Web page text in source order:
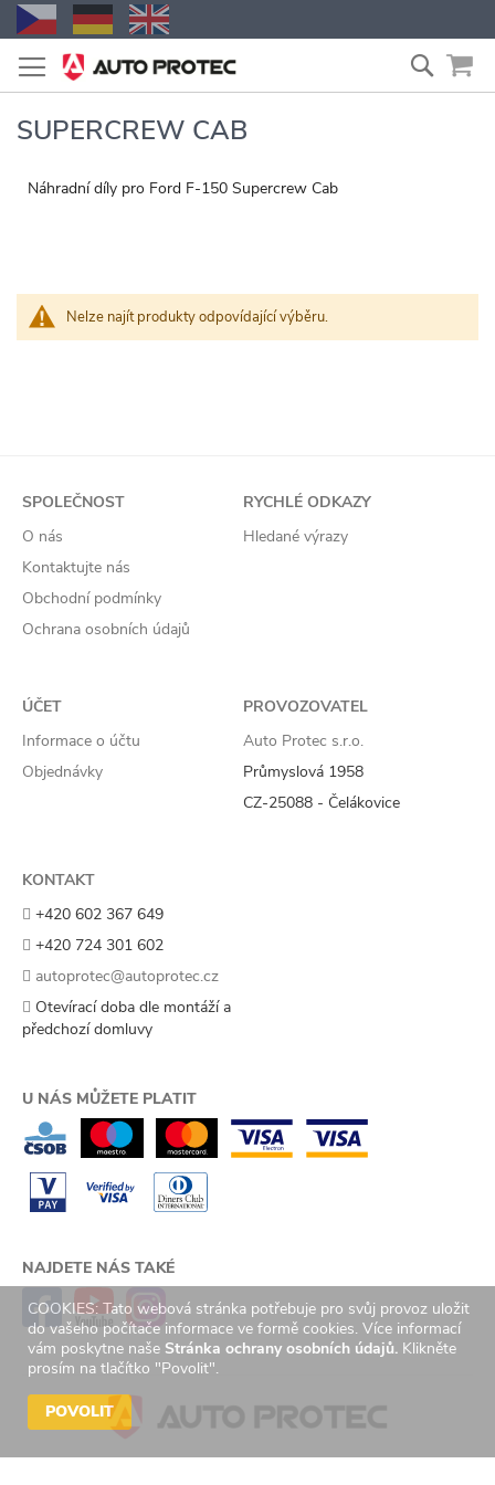
COOKIES: Tato webová stránka potřebuje pro svůj provoz uložit
do vašeho počítače informace ve formě cookies. Více informací
vám poskytne naše Stránka ochrany osobních údajů. Klikněte
prosím na tlačítko "Povolit".
POVOLIT
Přejít
na
obsah
SUPERCREW CAB
Náhradní díly pro Ford F-150 Supercrew Cab
Nelze najít produkty odpovídající výběru.
SPOLEČNOST
O nás
Kontaktujte nás
Obchodní podmínky
Ochrana osobních údajů
RYCHLÉ ODKAZY
Hledané výrazy
ÚČET
Informace o účtu
Objednávky
PROVOZOVATEL
Auto Protec s.r.o.
Průmyslová 1958
CZ-25088 - Čelákovice
KONTAKT
+420 602 367 649
+420 724 301 602
autoprotec@autoprotec.cz
Otevírací doba dle montáží a
předchozí domluvy
U NÁS MŮŽETE PLATIT
NAJDETE NÁS TAKÉ